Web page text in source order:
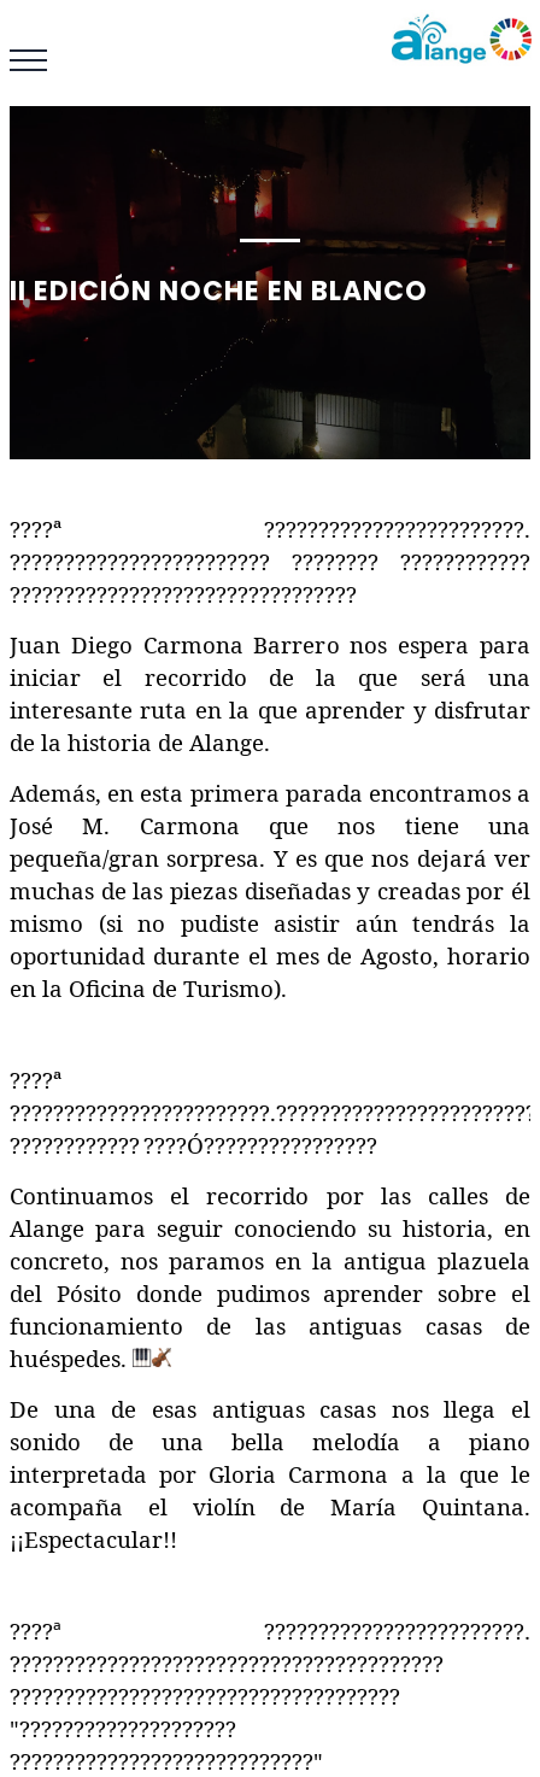
II EDICIÓN NOCHE EN BLANCO
????ª ????????????????????????.
????????????????????????
????????
????????????
????????????????????????????????
Juan Diego Carmona Barrero nos espera para
iniciar el recorrido de la que será una
interesante ruta en la que aprender y disfrutar
de la historia de Alange.
Además, en esta primera parada encontramos a
José M. Carmona que nos tiene una
pequeña/gran sorpresa. Y es que nos dejará ver
muchas de las piezas diseñadas y creadas por él
mismo (si no pudiste asistir aún tendrás la
oportunidad durante el mes de Agosto, horario
en la Oficina de Turismo).
????ª
????????????????????????.
????????????????Ó????????????????
Continuamos el recorrido por las calles de
Alange para seguir conociendo su historia, en
concreto, nos paramos en la antigua plazuela
del Pósito donde pudimos aprender sobre el
funcionamiento de las antiguas casas de
huéspedes.
De una de esas antiguas casas nos llega el
sonido de una bella melodía a piano
interpretada por Gloria Carmona a la que le
acompaña el violín de María Quintana.
¡¡Espectacular!!
????ª ????????????????????????.
????????????????????????????????????????
????????????????????????????????????
"????????????????????
????????????????????????????"